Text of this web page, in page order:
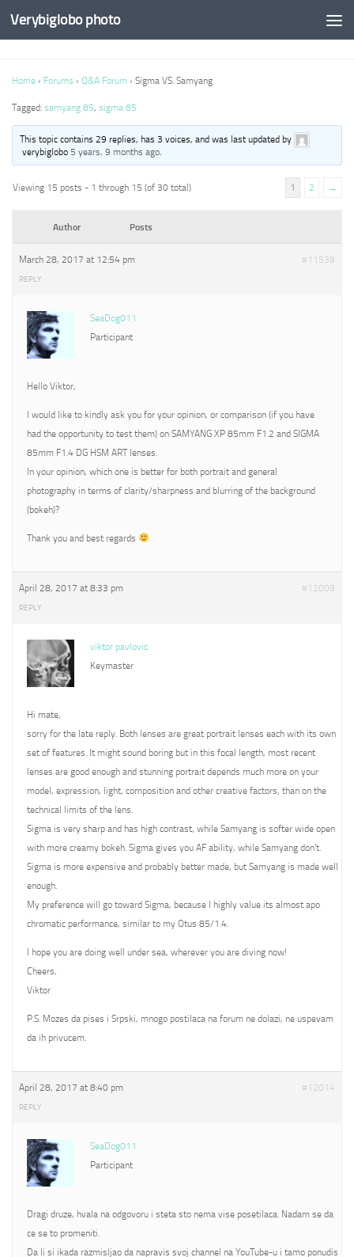
Verybiglobo photo
Home › Forums › Q&A Forum › Sigma VS. Samyang
Tagged: samyang 85, sigma 85
This topic contains 29 replies, has 3 voices, and was last updated by
verybiglobo 5 years, 9 months ago.
Viewing 15 posts - 1 through 15 (of 30 total) 1 2 →
Author Posts
March 28, 2017 at 12:54 pm #11539
REPLY
SeaDog011
Participant
Hello Viktor,
I would like to kindly ask you for your opinion, or comparison (if you have
had the opportunity to test them) on SAMYANG XP 85mm F1.2 and SIGMA
85mm F1.4 DG HSM ART lenses.
In your opinion, which one is better for both portrait and general
photography in terms of clarity/sharpness and blurring of the background
(bokeh)?
Thank you and best regards
April 28, 2017 at 8:33 pm #12009
REPLY
viktor pavlovic
Keymaster
Hi mate,
sorry for the late reply. Both lenses are great portrait lenses each with its own
set of features. It might sound boring but in this focal length, most recent
lenses are good enough and stunning portrait depends much more on your
model, expression, light, composition and other creative factors, than on the
technical limits of the lens.
Sigma is very sharp and has high contrast, while Samyang is softer wide open
with more creamy bokeh. Sigma gives you AF ability, while Samyang don’t.
Sigma is more expensive and probably better made, but Samyang is made well
enough.
My preference will go toward Sigma, because I highly value its almost apo
chromatic performance, similar to my Otus 85/1.4.
I hope you are doing well under sea, wherever you are diving now!
Cheers,
Viktor
P.S. Mozes da pises i Srpski, mnogo postilaca na forum ne dolazi, ne uspevam
da ih privucem.
April 28, 2017 at 8:40 pm #12014
REPLY
SeaDog011
Participant
Dragi druze, hvala na odgovoru i steta sto nema vise posetilaca. Nadam se da
ce se to promeniti.
Da li si ikada razmisljao da napravis svoj channel na YouTube-u i tamo ponudis